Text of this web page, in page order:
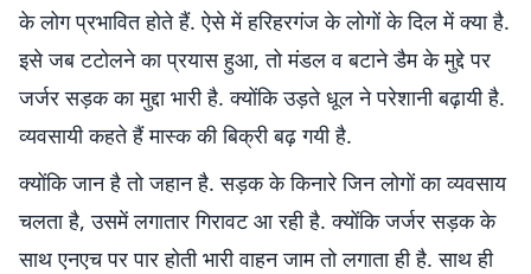
के लोग प्रभावित होते हैं. ऐसे में हरिहरगंज के लोगों के दिल में क्या है.
इसे जब टटोलने का प्रयास हुआ, तो मंडल व बटाने डैम के मुद्दे पर
जर्जर सड़क का मुद्दा भारी है. क्योंकि उड़ते धूल ने परेशानी बढ़ायी है.
व्यवसायी कहते हैं मास्क की बिक्री बढ़ गयी है.
क्योंकि जान है तो जहान है. सड़क के किनारे जिन लोगों का व्यवसाय
चलता है, उसमें लगातार गिरावट आ रही है. क्योंकि जर्जर सड़क के
साथ एनएच पर पार होती भारी वाहन जाम तो लगाता ही है. साथ ही